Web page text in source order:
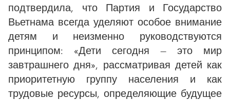
подтвердила, что Партия и Государство
Вьетнама всегда уделяют особое внимание
детям и неизменно руководствуются
принципом: «Дети сегодня — это мир
завтрашнего дня», рассматривая детей как
приоритетную группу населения и как
трудовые ресурсы, определяющие будущее